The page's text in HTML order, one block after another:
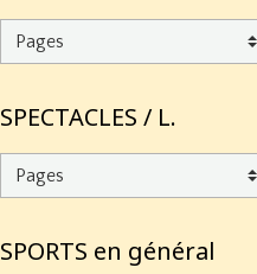
SPECTACLES / L.
SPORTS en général